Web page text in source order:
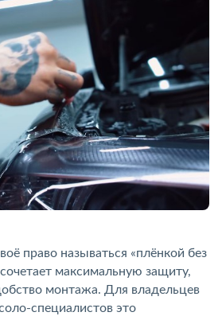
право называться «плёнкой без
максимальную защиту,
монтажа. Для владельце
специалистов это